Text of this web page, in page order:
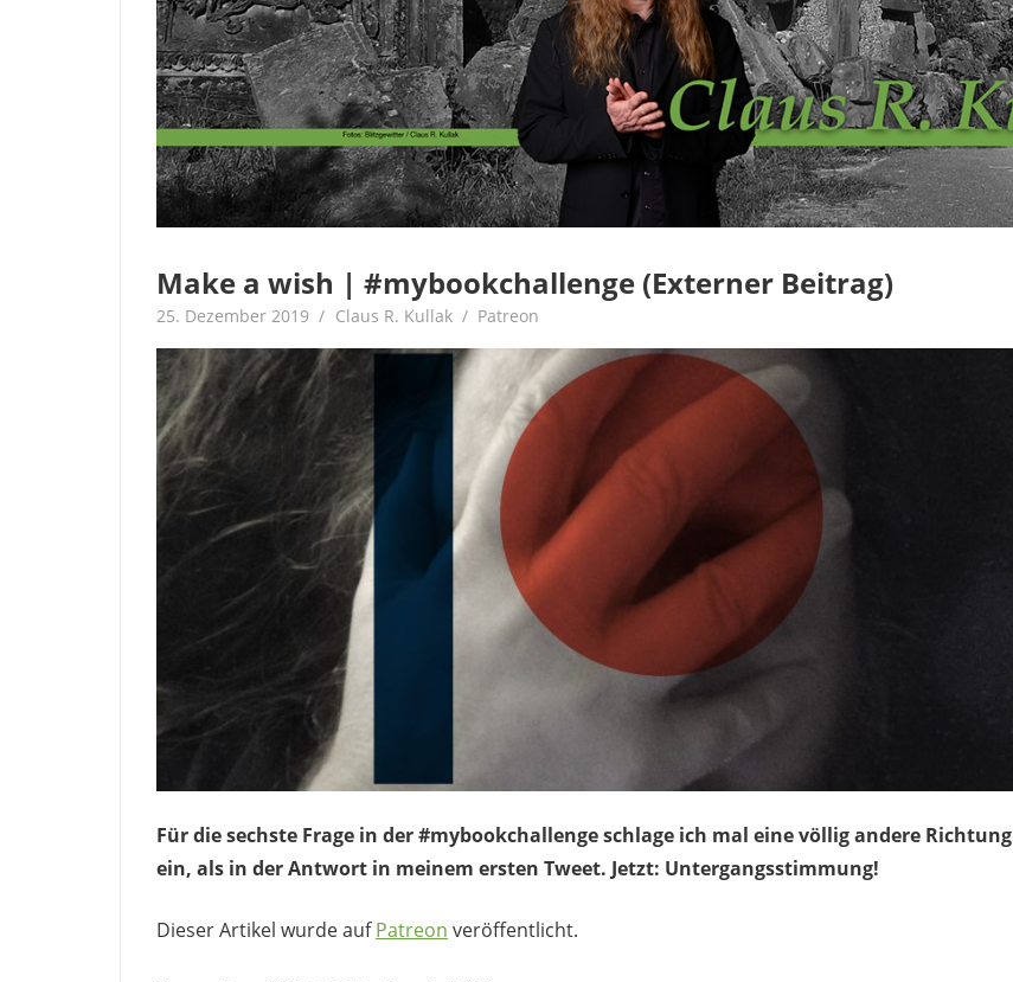
Make a wish | #mybookchallenge (Externer Beitrag)
25. Dezember 2019 Claus R. Kullak Patreon
Für die sechste Frage in der #mybookchallenge schlage ich mal eine völlig andere Richtung
ein, als in der Antwort in meinem ersten Tweet. Jetzt: Untergangsstimmung!
Dieser Artikel wurde aufPatreon veröffentlicht.